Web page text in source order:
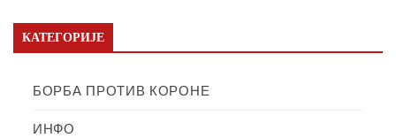
КАТЕГОРИЈЕ
БОРБА ПРОТИВ КОРОНЕ
ИНФО